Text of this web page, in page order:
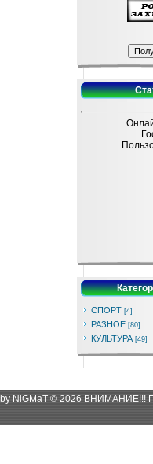
СПОРТ [4]
РАЗНОЕ [80]
КУЛЬТУРА [49]
by NiGMaT © 2026